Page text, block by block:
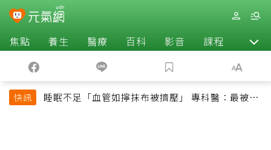
焦點 養生 醫療 百科 影音 課程 退休
快訊
睡眠不足「血管如擰抹布被擠壓」 專科醫：最被忽